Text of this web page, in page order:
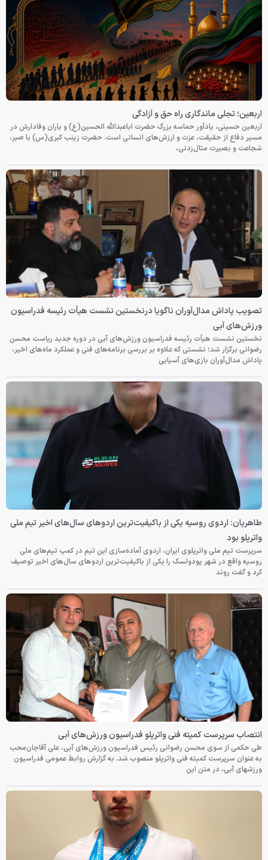
اربعین؛ تجلی ماندگاری راه حق و آزادگی
اربعین حسینی، یادآور حماسه بزرگ حضرت اباعبدالله الحسین(ع) و یاران وفادارش در
مسیر دفاع از حقیقت، عزت و ارزش‌های انسانی است. حضرت زینب کبری(س) با صبر،
شجاعت و بصیرت مثال‌زدنی،
تصویب پاداش مدال‌آوران ناگویا درنخستین نشست هیأت رئیسه فدراسیون
ورزش‌های آبی
نخستین نشست هیأت رئیسه فدراسیون ورزش‌های آبی در دوره جدید ریاست محسن
رضوانی برگزار شد؛ نشستی که علاوه بر بررسی برنامه‌های فنی و عملکرد ماه‌های اخیر،
پاداش مدال‌آوران بازی‌های آسیایی
طاهریان: اردوی روسیه یکی از باکیفیت‌ترین اردوهای سال‌های اخیر تیم ملی
واترپلو بود
سرپرست تیم ملی واترپلوی ایران، اردوی آماده‌سازی این تیم در کمپ تیم‌های ملی
روسیه واقع در شهر پودولسک را یکی از باکیفیت‌ترین اردوهای سال‌های اخیر توصیف
کرد و گفت روند
انتصاب سرپرست کمیته فنی واترپلو فدراسیون ورزش‌های آبی
طی حکمی از سوی محسن رضوانی رئیس فدراسیون ورزش‌های آبی، علی آقاجان‌محب
به عنوان سرپرست کمیته فنی واترپلو منصوب شد. به گزارش روابط عمومی فدراسیون
ورزشهای آبی، در متن این